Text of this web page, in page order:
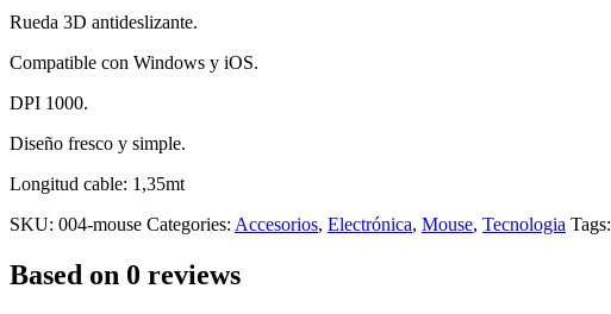
Rueda 3D antideslizante.
Compatible con Windows y iOS.
DPI 1000.
Diseño fresco y simple.
Longitud cable: 1,35mt
SKU: 004-mouse Categories: Accesorios, Electrónica, Mouse, Tecnologia Tags:
Based on 0 reviews